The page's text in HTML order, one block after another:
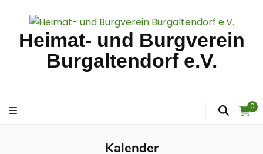
Heimat- und Burgverein
Burgaltendorf e.V.
0
Kalender